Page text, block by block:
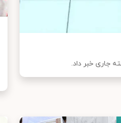
جاری خبر داد.